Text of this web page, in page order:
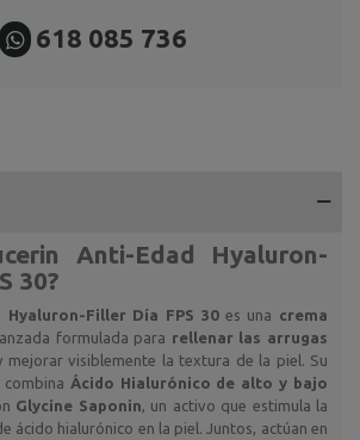
618 085 736
Anti-Edad Hyaluron-
30?
Hyaluron-Filler Día FPS 30es una crema
formulada para rellenar las arrugas
mejorar visiblemente la textura de la piel. Su
Ácido Hialurónico de alto y bajo
Glycine Saponin , un activo que estimula la
ácido hialurónico en la piel. Juntos, actúan en